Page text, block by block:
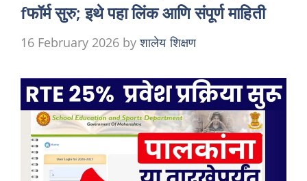
fफॉर्म सुरु; इथे पहा लिंक आणि संपूर्ण माहिती
16 February 2026 byशालेय शिक्षण